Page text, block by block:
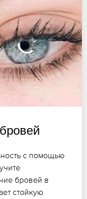
с помощью
бровей в
стойкую